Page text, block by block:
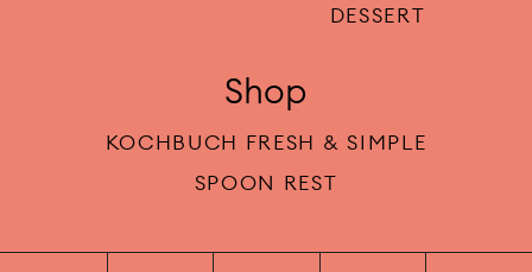
DESSERT
Shop
KOCHBUCH FRESH & SIMPLE
SPOON REST